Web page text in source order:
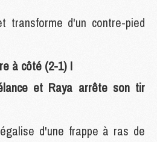
transforme d'un contre-pied
à côté (2-1) !
et Raya arrête son tir
d'une frappe à ras de